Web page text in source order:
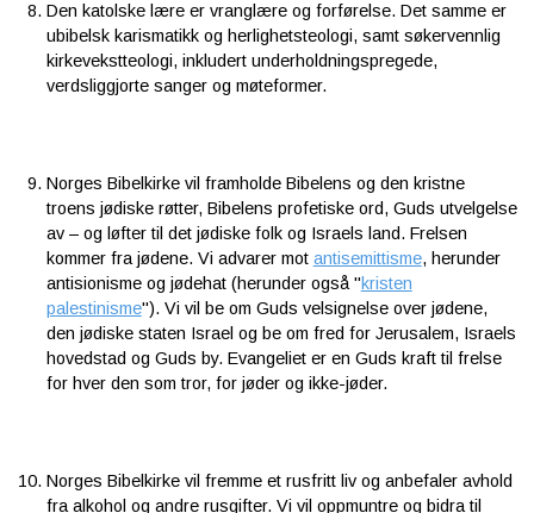
Den katolske lære er vranglære og forførelse. Det samme er
ubibelsk karismatikk og herlighetsteologi, samt søkervennlig
kirkevekstteologi, inkludert underholdningspregede,
verdsliggjorte sanger og møteformer.
Norges Bibelkirke vil framholde Bibelens og den kristne
troens jødiske røtter, Bibelens profetiske ord, Guds utvelgelse
av – og løfter til det jødiske folk og Israels land. Frelsen
kommer fra jødene. Vi advarer mot antisemittisme, herunder
antisionisme og jødehat (herunder også "kristen
palestinisme"). Vi vil be om Guds velsignelse over jødene,
den jødiske staten Israel og be om fred for Jerusalem, Israels
hovedstad og Guds by. Evangeliet er en Guds kraft til frelse
for hver den som tror, for jøder og ikke-jøder.
Norges Bibelkirke vil fremme et rusfritt liv og anbefaler avhold
fra alkohol og andre rusgifter. Vi vil oppmuntre og bidra til